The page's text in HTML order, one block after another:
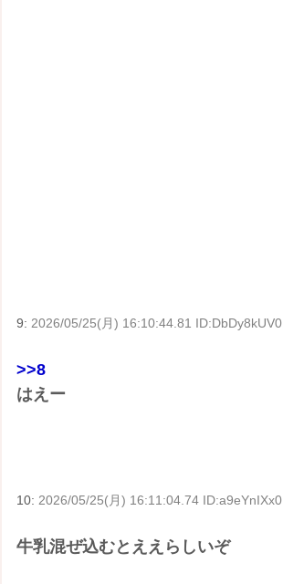
9: 2026/05/25(月) 16:10:44.81 ID:DbDy8kUV0
>>8
はえー
10: 2026/05/25(月) 16:11:04.74 ID:a9eYnIXx0
牛乳混ぜ込むとええらしいぞ